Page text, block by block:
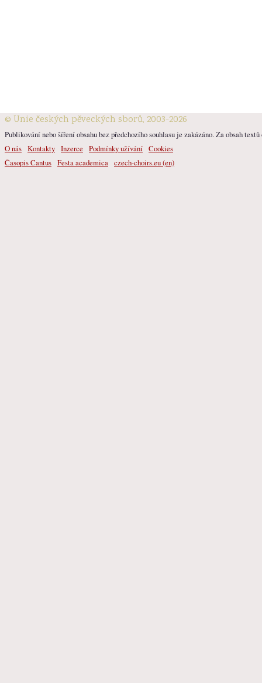
© Unie českých pěveckých sborů, 2003-2026
Publikování nebo šíření obsahu bez předchozího souhlasu je zakázáno. Za obsah
O nás Kontakty Inzerce Podmínky užívání Cookies
Časopis Cantus Festa academica czech-choirs.eu (en)